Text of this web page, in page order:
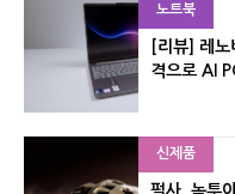
노트북
[리뷰] 레
격으로 AI
신제품
펄사, 녹투